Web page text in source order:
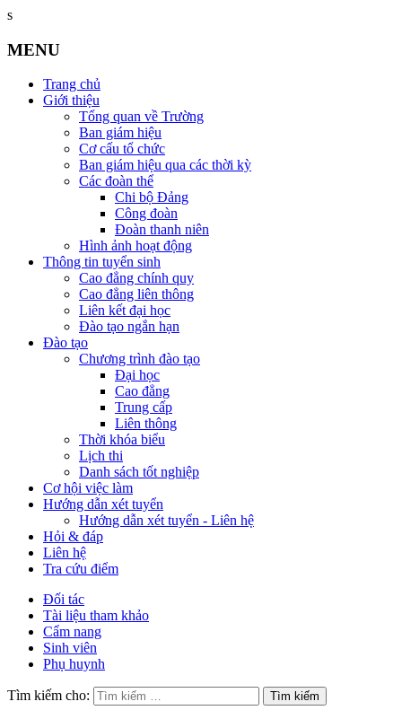
s
MENU
Trang chủ
Giới thiệu
Tổng quan về Trường
Ban giám hiệu
Cơ cấu tổ chức
Ban giám hiệu qua các thời kỳ
Các đoàn thể
Chi bộ Đảng
Công đoàn
Đoàn thanh niên
Hình ảnh hoạt động
Thông tin tuyển sinh
Cao đẳng chính quy
Cao đẳng liên thông
Liên kết đại học
Đào tạo ngắn hạn
Đào tạo
Chương trình đào tạo
Đại học
Cao đẳng
Trung cấp
Liên thông
Thời khóa biểu
Lịch thi
Danh sách tốt nghiệp
Cơ hội việc làm
Hướng dẫn xét tuyển
Hướng dẫn xét tuyển - Liên hệ
Hỏi & đáp
Liên hệ
Tra cứu điểm
Đối tác
Tài liệu tham khảo
Cẩm nang
Sinh viên
Phụ huynh
Tìm kiếm cho: